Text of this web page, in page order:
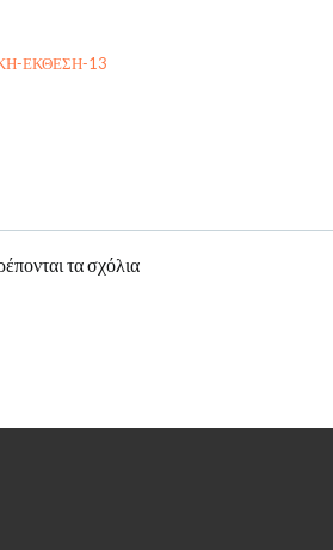
ΕΚΘΕΣΗ-13
άρθρων
τα σχόλια